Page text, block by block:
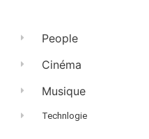
People
Cinéma
Musique
Technlogie